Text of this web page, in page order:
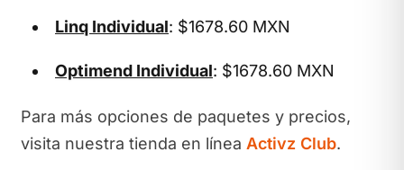
Linq Individual: $1678.60 MXN
Optimend Individual: $1678.60 MXN
Para más opciones de paquetes y precios,
visita nuestra tienda en línea Activz Club.